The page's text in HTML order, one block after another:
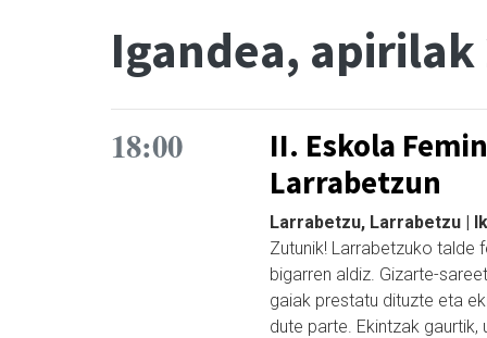
Igandea, apirilak
18:00
II. Eskola
Larrabetzun
Larrabetzu, Larrabetzu |
Zutunik! Larrabetzuko talde
bigarren aldiz. Gizarte-
gaiak prestatu dituzte eta
dute parte. Ekintzak gaurtik,